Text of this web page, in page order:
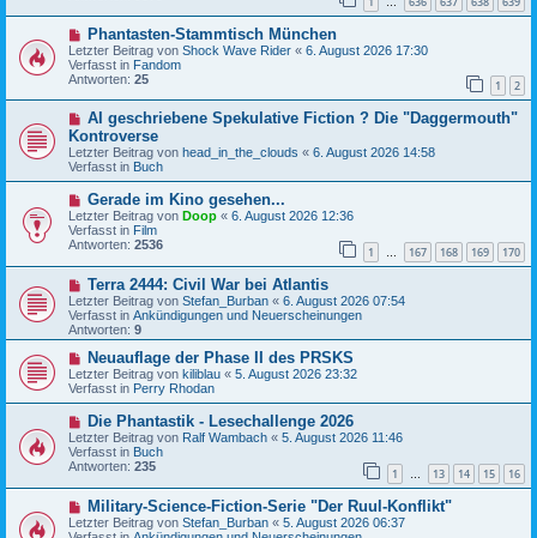
g
r
B
e
i
t
r
g
…
N
e
u
e
r
B
e
i
t
r
a
Phantasten-Stammtisch München
Letzter Beitrag von Shock Wave Rider « 6. August 2026 17:30
Verfasst in Fandom
Antworten: 25 1 2
N
u
e
r
e
i
t
r
AI geschriebene Spekulative Fiction ? Die "Daggermouth"
Kontroverse
Letzter Beitrag von head_in_the_clouds « 6. August 2026 14:58
Verfasst in Buch
N
e
u
e
B
e
i
t
r
a
g
Gerade im Kino gesehen...
Letzter Beitrag von Doop « 6. August 2026 12:36
Verfasst in Film
Antworten: 2536 1 … 167 168 169 170
N
e
u
e
r
B
e
i
t
a
g
Terra 2444: Civil War bei Atlantis
Letzter Beitrag von Stefan_Burban « 6. August 2026 07:54
Verfasst in Ankündigungen und Neuerscheinungen
Antworten: 9
N
e
u
e
B
e
i
t
a
g
Neuauflage der Phase II des PRSKS
Letzter Beitrag von kiliblau « 5. August 2026 23:32
Verfasst in Perry Rhodan
N
e
u
e
r
B
e
i
t
Die Phantastik - Lesechallenge 2026
Letzter Beitrag von Ralf Wambach « 5. August 2026 11:46
Verfasst in Buch
Antworten: 235 1 … 13 14 15 16
N
e
u
Military-Science-Fiction-Serie "Der Ruul-Konflikt"
Letzter Beitrag von Stefan_Burban « 5. August 2026 06:37